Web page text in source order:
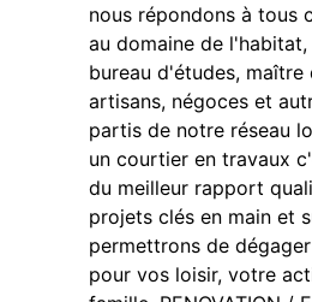
nous répondons à tous
au domaine de
bureau d'études, maître
artisans, négoces et
partis de notre réseau
un courtier en travaux
du meilleur rapport
projets clés en main et
permettrons de
pour vos loisir, votre